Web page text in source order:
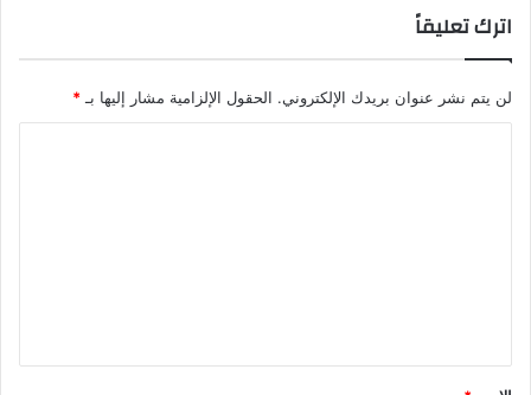
اترك تعليقاً
لن يتم نشر عنوان بريدك الإلكتروني. الحقول الإلزامية مشار إليها بـ *
*